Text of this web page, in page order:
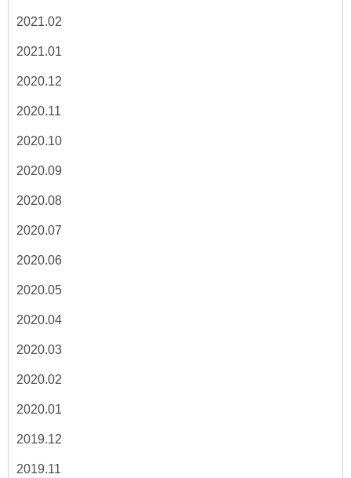
2021.02
2021.01
2020.12
2020.11
2020.10
2020.09
2020.08
2020.07
2020.06
2020.05
2020.04
2020.03
2020.02
2020.01
2019.12
2019.11